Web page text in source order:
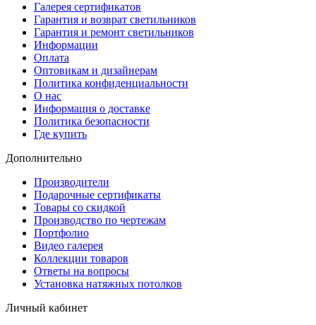
Галерея сертификатов
Гарантия и возврат светильников
Гарантия и ремонт светильников
Информации
Оплата
Оптовикам и дизайнерам
Политика конфиденциальности
О нас
Информация о доставке
Политика безопасности
Где купить
Дополнительно
Производители
Подарочные сертификаты
Товары со скидкой
Производство по чертежам
Портфолио
Видео галерея
Коллекции товаров
Ответы на вопросы
Установка натяжных потолков
Личный кабинет